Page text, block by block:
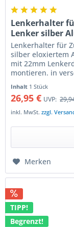
Lenkerhalter
Lenker silber
Lenkerhalter für
silber eloxiertem
mit 22mm
montieren. in
Inhalt 1 Stück
26,95 € UVP:
inkl. MwSt.zzgl.
Merken
TIPP!
Begrenzt!